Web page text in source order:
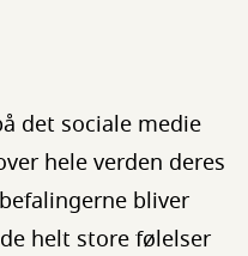
det sociale medie
hele verden deres
bliver
helt store følelser